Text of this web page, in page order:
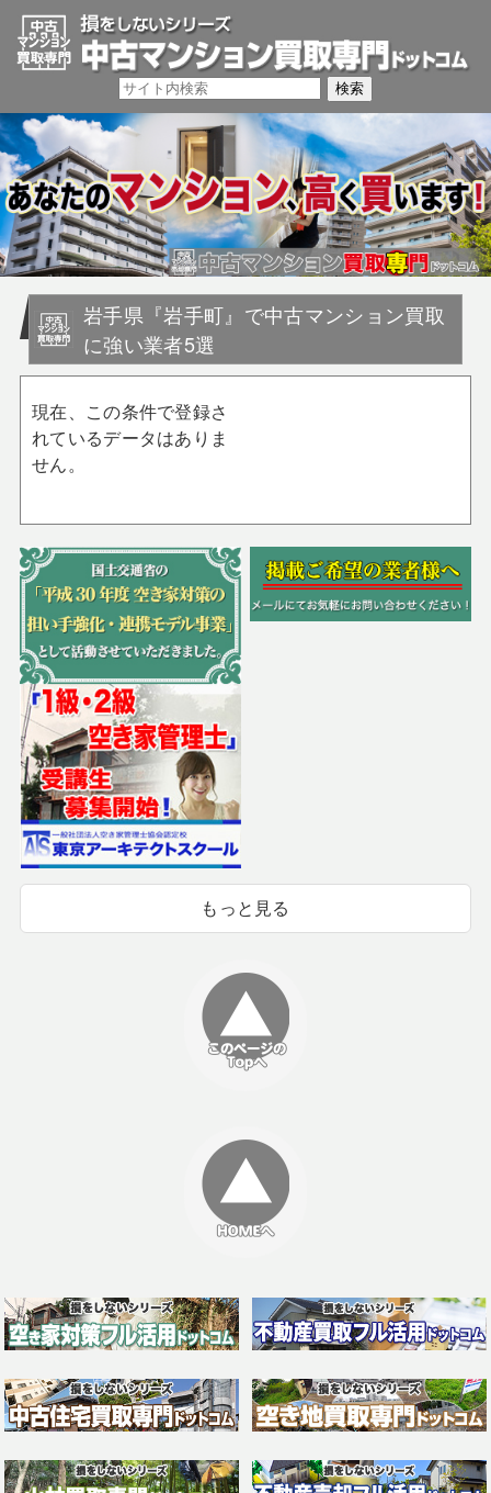
岩手県『岩手町』で中古マンション買取
に強い業者5選
現在、この条件で登録さ
れているデータはありま
せん。
もっと見る